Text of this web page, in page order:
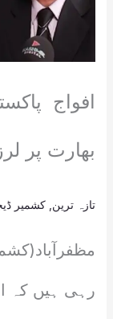
افواج
بھارت پر
تازہ ترین کشمیر
رہی ہیں کہ